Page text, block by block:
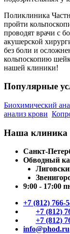
Поликлиника
пройти
проводят врачи с
акушерской
без боли и
кольпоскопию
нашей клиники!
Популярные
Биохимический
анализ крови
Наша клиника
Санкт-
Обводный
9:00 - 17:00
+7 (812) 766-
+7 (812)
+7 (812)
info@phod.ru